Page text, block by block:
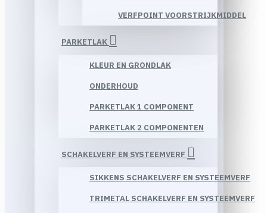
VERFPOINT VOORSTRIJKMIDDEL
PARKETLAK
KLEUR EN GRONDLAK
ONDERHOUD
PARKETLAK 1 COMPONENT
PARKETLAK 2 COMPONENTEN
SCHAKELVERF EN SYSTEEMVERF
SIKKENS SCHAKELVERF EN SYSTEEMVERF
TRIMETAL SCHAKELVERF EN SYSTEEMVERF